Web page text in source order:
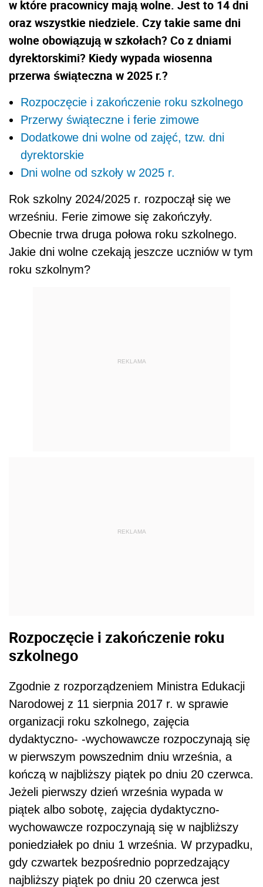
w które pracownicy mają wolne. Jest to 14 dni
oraz wszystkie niedziele. Czy takie same dni
wolne obowiązują w szkołach? Co z dniami
dyrektorskimi? Kiedy wypada wiosenna
przerwa świąteczna w 2025 r.?
Rozpoczęcie i zakończenie roku szkolnego
Przerwy świąteczne i ferie zimowe
Dodatkowe dni wolne od zajęć, tzw. dni
dyrektorskie
Dni wolne od szkoły w 2025 r.
Rok szkolny 2024/2025 r. rozpoczął się we
wrześniu. Ferie zimowe się zakończyły.
Obecnie trwa druga połowa roku szkolnego.
Jakie dni wolne czekają jeszcze uczniów w tym
roku szkolnym?
REKLAMA
REKLAMA
Rozpoczęcie i zakończenie roku
szkolnego
Zgodnie z rozporządzeniem Ministra Edukacji
Narodowej z 11 sierpnia 2017 r. w sprawie
organizacji roku szkolnego, zajęcia
dydaktyczno- -wychowawcze rozpoczynają się
w pierwszym powszednim dniu września, a
kończą w najbliższy piątek po dniu 20 czerwca.
Jeżeli pierwszy dzień września wypada w
piątek albo sobotę, zajęcia dydaktyczno-
wychowawcze rozpoczynają się w najbliższy
poniedziałek po dniu 1 września. W przypadku,
gdy czwartek bezpośrednio poprzedzający
najbliższy piątek po dniu 20 czerwca jest